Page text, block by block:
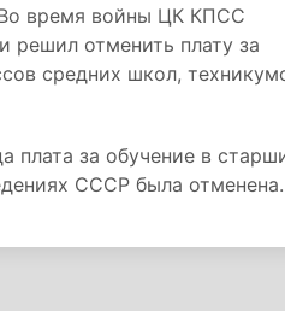
Во время войны ЦК КПСС
решил отменить плату за
средних школ,
за обучение в
СССР была отменена.